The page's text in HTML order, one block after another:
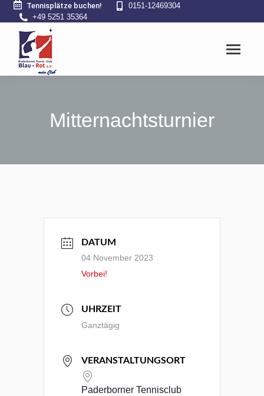
Tennisplätze buchen!
0151-12469304
+49 5251 35364
Mitternachtsturnier
DATUM
04 November 2023
Vorbei!
UHRZEIT
Ganztägig
VERANSTALTUNGSORT
Paderborner Tennisclub